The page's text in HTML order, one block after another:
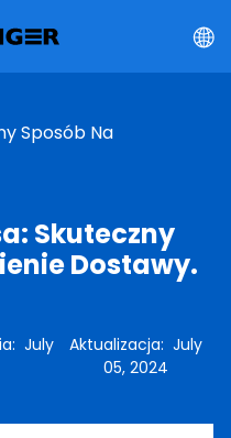
Sposób Na
Skuteczny
Dostawy.
:July
Aktualizacja:July
05, 2024